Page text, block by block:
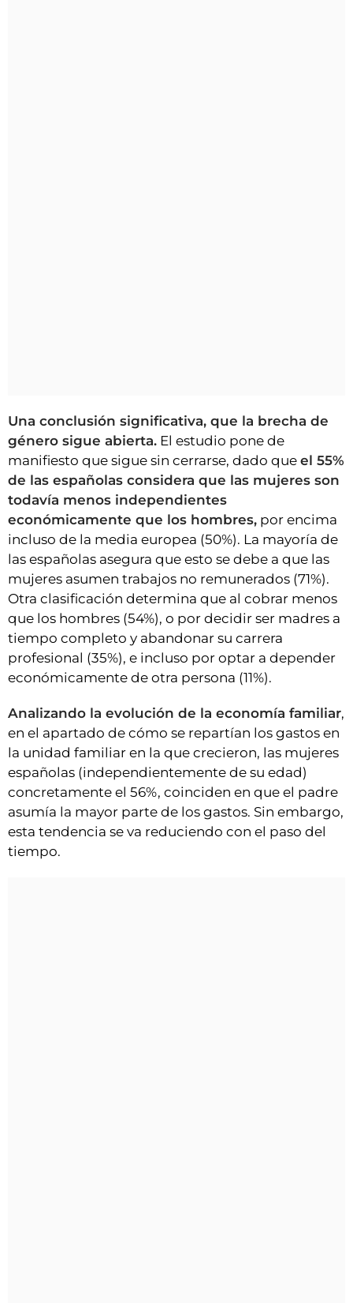
Una conclusión significativa, que la brecha de
género sigue abierta. El estudio pone de
manifiesto que sigue sin cerrarse, dado que el 55%
de las españolas considera que las mujeres son
todavía menos independientes
económicamente que los hombres, por encima
incluso de la media europea (50%). La mayoría de
las españolas asegura que esto se debe a que las
mujeres asumen trabajos no remunerados (71%).
Otra clasificación determina que al cobrar menos
que los hombres (54%), o por decidir ser madres a
tiempo completo y abandonar su carrera
profesional (35%), e incluso por optar a depender
económicamente de otra persona (11%).
Analizando la evolución de la economía familiar,
en el apartado de cómo se repartían los gastos en
la unidad familiar en la que crecieron, las mujeres
españolas (independientemente de su edad)
concretamente el 56%, coinciden en que el padre
asumía la mayor parte de los gastos. Sin embargo,
esta tendencia se va reduciendo con el paso del
tiempo.